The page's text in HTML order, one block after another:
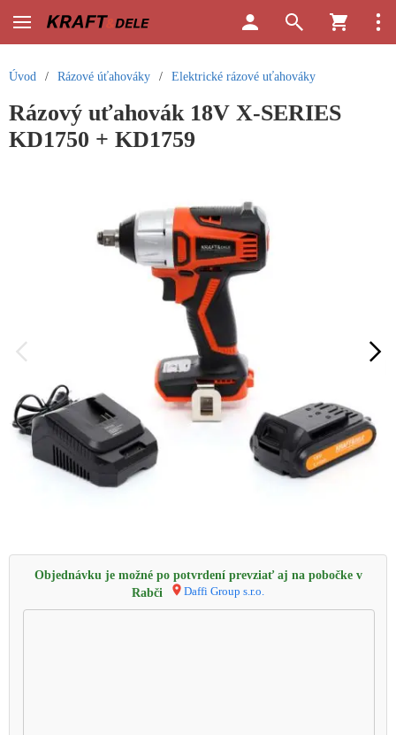
Úvod / Rázové úťahováky / Elektrické rázové uťahováky
Rázový uťahovák 18V X-SERIES
KD1750 + KD1759
Objednávku je možné po potvrdení prevziať aj na pobočke v
Rabči
Daffi Group s.r.o.